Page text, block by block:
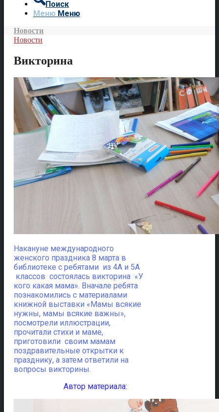
Поиск
Меню Меню
Новости
Новости
Викторина
Накануне международного
женского праздника 8 марта в
библиотеке с ребятами из 4А и 5А
классов состоялась викторина «У
кого какая мама». Вначале ребята
познакомились с материалами
книжной выставки «Мамы всякие
нужны, мамы всякие важны»,
посмотрели иллюстрации,
прочитали стихи и маме,
приготовили своим мамам
поздравительные открытки к
празднику, а затем ответили на
вопросы викторины.
Автор материала: